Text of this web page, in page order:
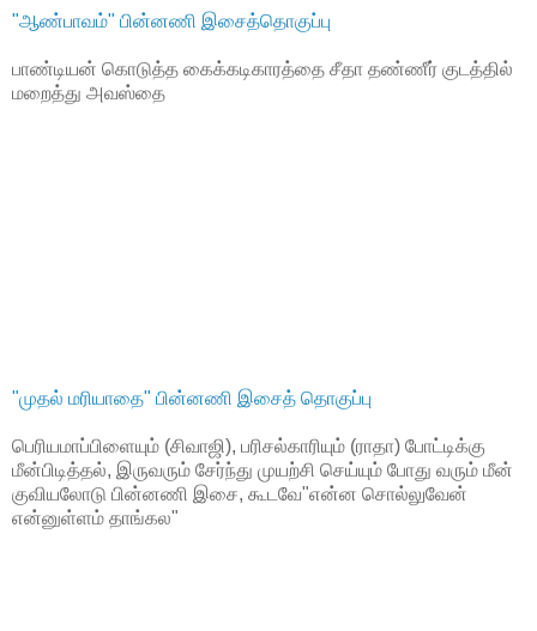
"ஆண்பாவம்" பின்னணி இசைத்தொகுப்பு
பாண்டியன் கொடுத்த கைக்கடிகாரத்தை சீதா தண்ணீர் குடத்தில்
மறைத்து அவஸ்தை
"முதல் மரியாதை" பின்னணி இசைத் தொகுப்பு
பெரியமாப்பிளையும் (சிவாஜி), பரிசல்காரியும் (ராதா) போட்டிக்கு
மீன்பிடித்தல், இருவரும் சேர்ந்து முயற்சி செய்யும் போது வரும் மீன்
குவியலோடு பின்னணி இசை, கூடவே"என்ன சொல்லுவேன்
என்னுள்ளம் தாங்கல"